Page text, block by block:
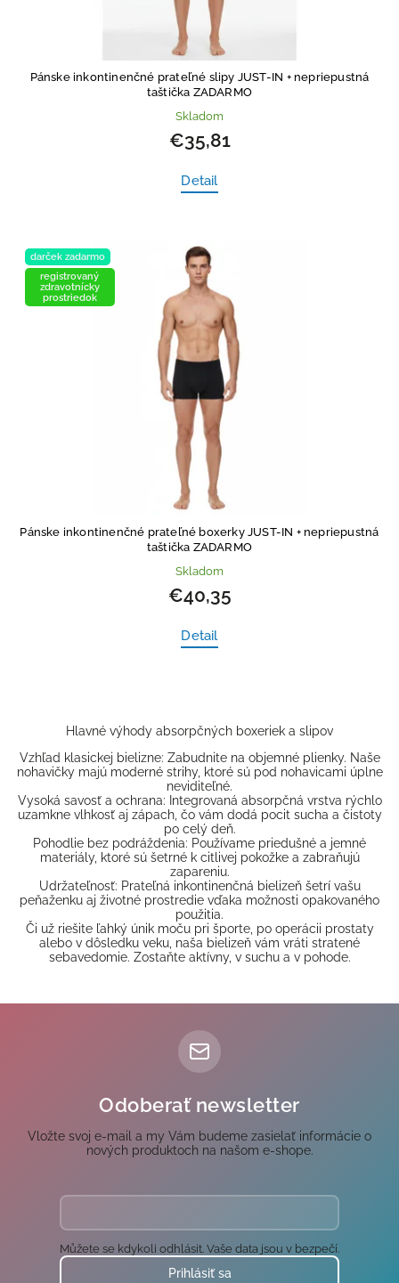
Pánske inkontinenčné prateľné slipy JUST-IN + nepriepustná
taštička ZADARMO
Skladom
€35,81
Detail
darček zadarmo
registrovaný
zdravotnícky
prostriedok
Pánske inkontinenčné prateľné boxerky JUST-IN + nepriepustná
taštička ZADARMO
Skladom
€40,35
Detail
Hlavné výhody absorpčných boxeriek a slipov
Vzhľad klasickej bielizne: Zabudnite na objemné plienky. Naše
nohavičky majú moderné strihy, ktoré sú pod nohavicami úplne
neviditeľné.
Vysoká savosť a ochrana: Integrovaná absorpčná vrstva rýchlo
uzamkne vlhkosť aj zápach, čo vám dodá pocit sucha a čistoty
po celý deň.
Pohodlie bez podráždenia: Používame priedušné a jemné
materiály, ktoré sú šetrné k citlivej pokožke a zabraňujú
zapareniu.
Udržateľnosť: Prateľná inkontinenčná bielizeň šetrí vašu
peňaženku aj životné prostredie vďaka možnosti opakovaného
použitia.
Či už riešite ľahký únik moču pri športe, po operácii prostaty
alebo v dôsledku veku, naša bielizeň vám vráti stratené
sebavedomie. Zostaňte aktívny, v suchu a v pohode.
Odoberať newsletter
Vložte svoj e-mail a my Vám budeme zasielať informácie o
nových produktoch na našom e-shope.
Můžete se kdykoli odhlásit. Vaše data jsou v bezpečí.
Prihlásiť sa